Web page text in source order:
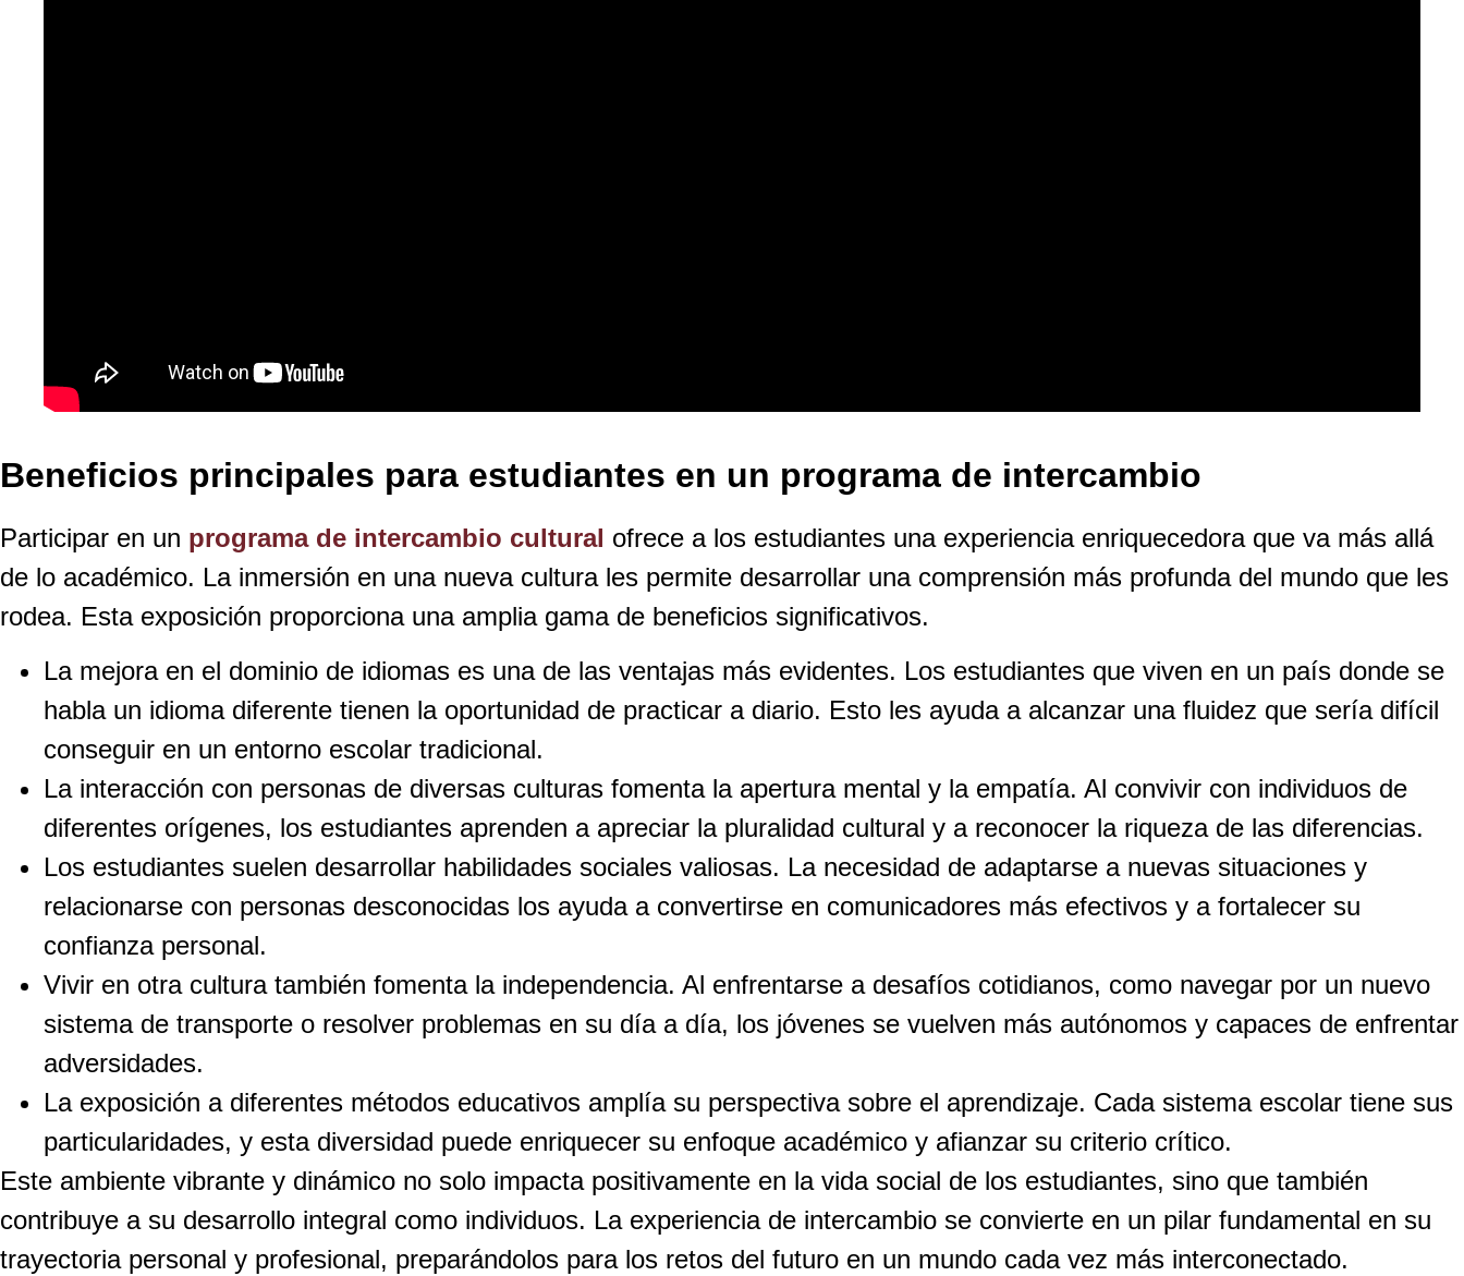
Beneficios principales para estudiantes en un programa de intercambio
Participar en un programa de intercambio cultural ofrece a los estudiantes una experiencia enriquecedora que va más allá
de lo académico. La inmersión en una nueva cultura les permite desarrollar una comprensión más profunda del mundo que les
rodea. Esta exposición proporciona una amplia gama de beneficios significativos.
La mejora en el dominio de idiomas es una de las ventajas más evidentes. Los estudiantes que viven en un país donde se
habla un idioma diferente tienen la oportunidad de practicar a diario. Esto les ayuda a alcanzar una fluidez que sería difícil
conseguir en un entorno escolar tradicional.
La interacción con personas de diversas culturas fomenta la apertura mental y la empatía. Al convivir con individuos de
diferentes orígenes, los estudiantes aprenden a apreciar la pluralidad cultural y a reconocer la riqueza de las diferencias.
Los estudiantes suelen desarrollar habilidades sociales valiosas. La necesidad de adaptarse a nuevas situaciones y
relacionarse con personas desconocidas los ayuda a convertirse en comunicadores más efectivos y a fortalecer su
confianza personal.
Vivir en otra cultura también fomenta la independencia. Al enfrentarse a desafíos cotidianos, como navegar por un nuevo
sistema de transporte o resolver problemas en su día a día, los jóvenes se vuelven más autónomos y capaces de enfrentar
adversidades.
La exposición a diferentes métodos educativos amplía su perspectiva sobre el aprendizaje. Cada sistema escolar tiene sus
particularidades, y esta diversidad puede enriquecer su enfoque académico y afianzar su criterio crítico.
Este ambiente vibrante y dinámico no solo impacta positivamente en la vida social de los estudiantes, sino que también
contribuye a su desarrollo integral como individuos. La experiencia de intercambio se convierte en un pilar fundamental en su
trayectoria personal y profesional, preparándolos para los retos del futuro en un mundo cada vez más interconectado.